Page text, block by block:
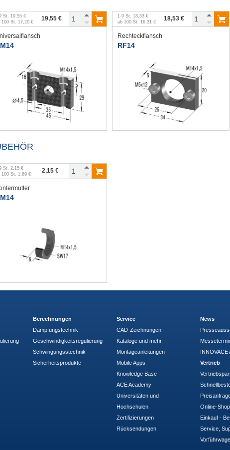
St. 19,55 €
100 St. 17,20 € 19,55 € 1 -9 St. 18,53 €
ab 100 St. 16,31 € 18,53 €
Rechteckflansch
RF14
St. 2,15 €
100 St. 1,89 € 2,15 €
Berechnungen
Dämpfungstechnik
Geschwindigkeitsregulierung
Schwingungsstechnik
Sicherheitsprodukte
Service
CAD-Zeichnungen
Kataloge und mehr
Montageanleitungen
Mobile Apps
Knowledge Base
ACE Academy
Universitäten und
Hochschulen
Zertifizierungen
Rücksendungen
News
INNOVACE
Vertrieb
Online-
Einkauf -
Service,